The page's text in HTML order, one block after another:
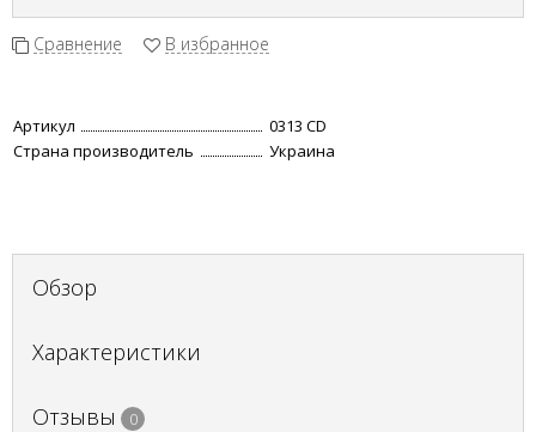
Сравнение В избранное
Артикул
0313 CD
Страна производитель
Украина
Обзор
Характеристики
Отзывы 0